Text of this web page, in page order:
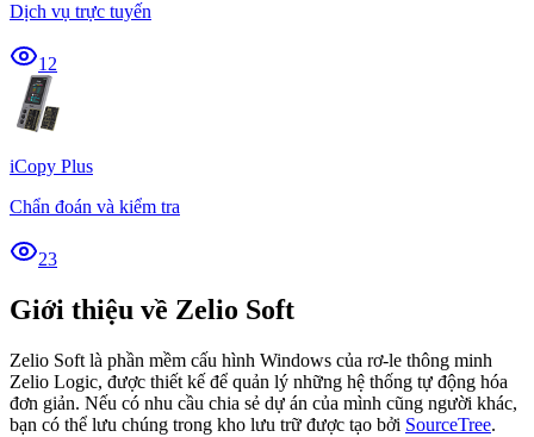
Dịch vụ trực tuyến
12
iCopy Plus
Chẩn đoán và kiểm tra
23
Giới thiệu về Zelio Soft
Zelio Soft là phần mềm cấu hình Windows của rơ-le thông minh
Zelio Logic, được thiết kế để quản lý những hệ thống tự động hóa
đơn giản. Nếu có nhu cầu chia sẻ dự án của mình cũng người khác,
bạn có thể lưu chúng trong kho lưu trữ được tạo bởi SourceTree.